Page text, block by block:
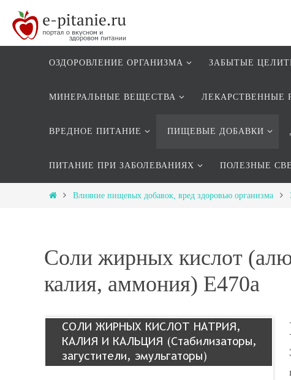
ОЗДОРОВЛЕНИЕ ОРГАНИЗМА ЗАБЫТЫЕ
МИНЕРАЛЬНЫЕ ВЕЩЕСТВА ЛЕКАРСТВЕННЫЕ
ВРЕДНОЕ ПИТАНИЕ ПИЩЕВЫЕ ДОБАВКИ
ПИТАНИЕ ПРИ ЗАБОЛЕВАНИЯХ ПОЛЕЗНЫЕ
Влияние пищевых добавок, вред здоровью организма
Соли жирных кислот
калия, аммония) Е470а